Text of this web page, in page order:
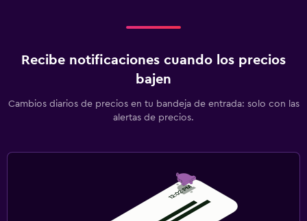
Recibe notificaciones cuando los precios
bajen
Cambios diarios de precios en tu bandeja de entrada: solo con las
alertas de precios.